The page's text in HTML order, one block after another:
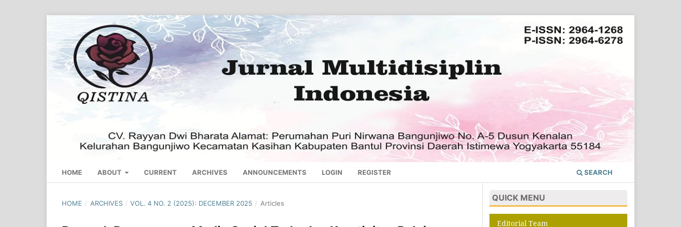
HOME ABOUT CURRENT ARCHIVES ANNOUNCEMENTS LOGIN REGISTER SEARCH
HOME / ARCHIVES / VOL. 4 NO. 2 (2025): DECEMBER 2025 / Articles
QUICK MENU
Editorial Team